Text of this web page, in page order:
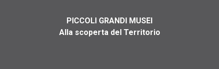
PICCOLI GRANDI MUSEI
Alla scoperta del Territorio